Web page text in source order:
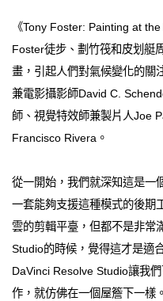
《Tony Foster: Painting at
Foster徒步、劃竹筏和皮划艇
畫，引起人們對氣候變化的關
兼電影攝影師David C.
師、視覺特效師兼製片人Joe
Francisco Rivera。
從一開始，我們就深知這是一
一套能夠支援這種模式的後期
雲的剪輯平臺，但都不是非常
Studio的時候，覺得這才是適
DaVinci Resolve Studio讓我
作，就仿佛在一個屋簷下一樣。